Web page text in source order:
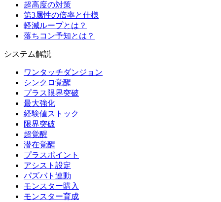
超高度の対策
第3属性の倍率と仕様
軽減ループとは？
落ちコン予知とは？
システム解説
ワンタッチダンジョン
シンクロ覚醒
プラス限界突破
最大強化
経験値ストック
限界突破
超覚醒
潜在覚醒
プラスポイント
アシスト設定
パズバト連動
モンスター購入
モンスター育成